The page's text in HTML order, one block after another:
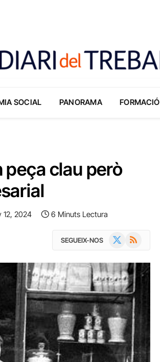
SOCIAL PANORAMA FORMACIÓ
peça clau però
12, 2024 6 Minuts Lectura
SEGUEIX-NOS RSS